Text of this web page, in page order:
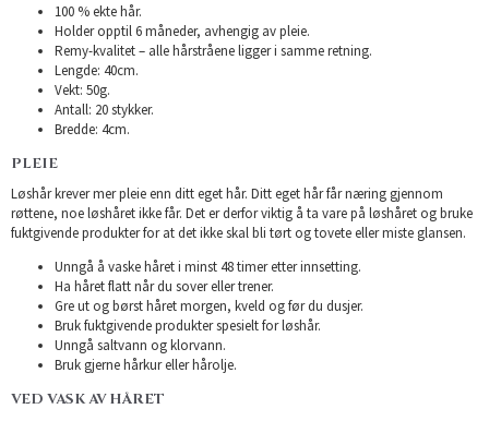
100 % ekte hår.
Holder opptil 6 måneder, avhengig av pleie.
Remy-kvalitet – alle hårstråene ligger i samme retning.
Lengde: 40cm.
Vekt: 50g.
Antall: 20 stykker.
Bredde: 4cm.
PLEIE
Løshår krever mer pleie enn ditt eget hår. Ditt eget hår får næring gjennom
røttene, noe løshåret ikke får. Det er derfor viktig å ta vare på løshåret og bruke
fuktgivende produkter for at det ikke skal bli tørt og tovete eller miste glansen.
Unngå å vaske håret i minst 48 timer etter innsetting.
Ha håret flatt når du sover eller trener.
Gre ut og børst håret morgen, kveld og før du dusjer.
Bruk fuktgivende produkter spesielt for løshår.
Unngå saltvann og klorvann.
Bruk gjerne hårkur eller hårolje.
VED VASK AV HÅRET